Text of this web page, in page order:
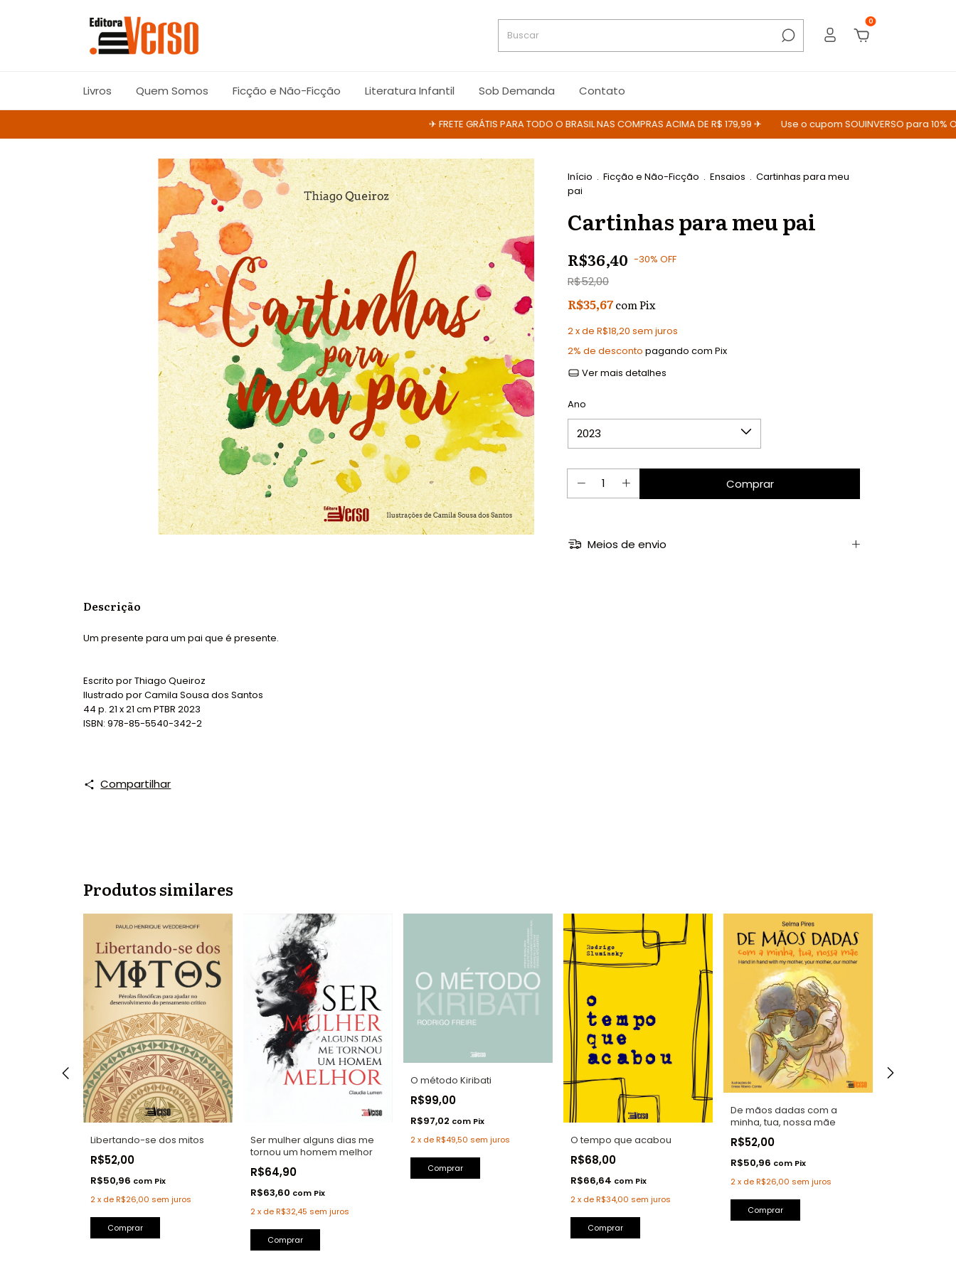
0
Livros Quem Somos Ficção e Não-Ficção Literatura Infantil Sob Demanda Contato
✈ FRETE GRÁTIS PARA TODO O BRASIL NAS COMPRAS ACIMA DE R$ 179,99 ✈ Use o cupom SOUINVERSO para 10% OFF
Início . Ficção e Não-Ficção . Ensaios . Cartinhas para meu
pai
Cartinhas para meu pai
R$36,40 -30% OFF
R$52,00
R$35,67comPix
2x de R$18,20 sem juros
2% de desconto pagando com Pix
Ver mais detalhes
Ano
Meios de envio
Descrição
Um presente para um pai que é presente.
Escrito por Thiago Queiroz
Ilustrado por Camila Sousa dos Santos
44 p. 21 x 21 cm PTBR 2023
ISBN: 978-85-5540-342-2
Compartilhar
Produtos similares
Libertando-se dos mitos
R$52,00
R$50,96 com Pix
2x deR$26,00 sem juros
Ser mulher alguns dias me
tornou um homem melhor
R$64,90
R$63,60 com Pix
2x deR$32,45 sem juros
Comprar
O método Kiribati
R$99,00
R$97,02 com Pix
2x deR$49,50 sem juros
Comprar
O tempo que acabou
R$68,00
R$66,64 com Pix
2x deR$34,00 sem juros
Comprar
De mãos dadas com a
minha, tua, nossa mãe
R$52,00
R$50,96 com Pix
2x deR$26,00 sem juros